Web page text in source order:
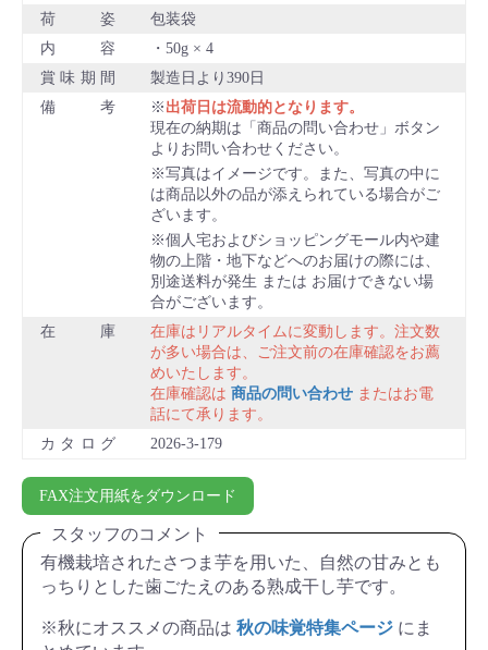
荷姿
包装袋
内容
50g × 4
賞味期間
製造日より390日
備考
出荷日は流動的となります。
現在の納期は「商品の問い合わせ」ボタン
よりお問い合わせください。
写真はイメージです。また、写真の中に
は商品以外の品が添えられている場合がご
ざいます。
個人宅およびショッピングモール内や建
物の上階・地下などへのお届けの際には、
別途送料が発生 または お届けできない場
合がございます。
在庫
在庫はリアルタイムに変動します。注文数
が多い場合は、ご注文前の在庫確認をお薦
めいたします。
在庫確認は 商品の問い合わせ またはお電
話にて承ります。
カタログ
2026-3-179
FAX注文用紙をダウンロード
スタッフのコメント
有機栽培されたさつま芋を用いた、自然の甘みとも
っちりとした歯ごたえのある熟成干し芋です。
※秋にオススメの商品は 秋の味覚特集ページ にま